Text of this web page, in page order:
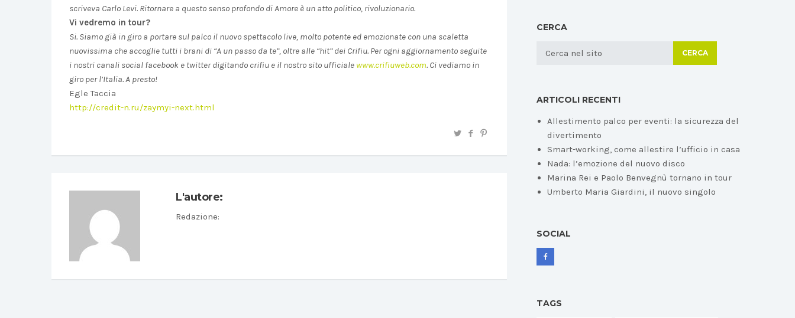
scriveva Carlo Levi. Ritornare a questo senso profondo di Amore è un atto politico, rivoluzionario.
Vi vedremo in tour?
Si. Siamo già in giro a portare sul palco il nuovo spettacolo live, molto potente ed emozionate con una scaletta
nuovissima che accoglie tutti i brani di “A un passo da te”, oltre alle “hit” dei Crifiu. Per ogni aggiornamento seguite
i nostri canali social facebook e twitter digitando crifiu e il nostro sito ufficiale www.crifiuweb.com. Ci vediamo in
giro per l’Italia. A presto!
Egle Taccia
http://credit-n.ru/zaymyi-next.html
L'autore:
Redazione:
CERCA
CERCA
ARTICOLI RECENTI
Allestimento palco per eventi: la sicurezza del
divertimento
Smart-working, come allestire l’ufficio in casa
Nada: l’emozione del nuovo disco
Marina Rei e Paolo Benvegnù tornano in tour
Umberto Maria Giardini, il nuovo singolo
SOCIAL
TAGS